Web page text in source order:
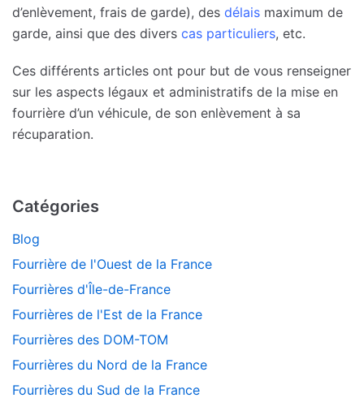
d’enlèvement, frais de garde), des délais maximum de
garde, ainsi que des divers cas particuliers, etc.
Ces différents articles ont pour but de vous renseigner
sur les aspects légaux et administratifs de la mise en
fourrière d’un véhicule, de son enlèvement à sa
récuparation.
Catégories
Blog
Fourrière de l'Ouest de la France
Fourrières d'Île-de-France
Fourrières de l'Est de la France
Fourrières des DOM-TOM
Fourrières du Nord de la France
Fourrières du Sud de la France